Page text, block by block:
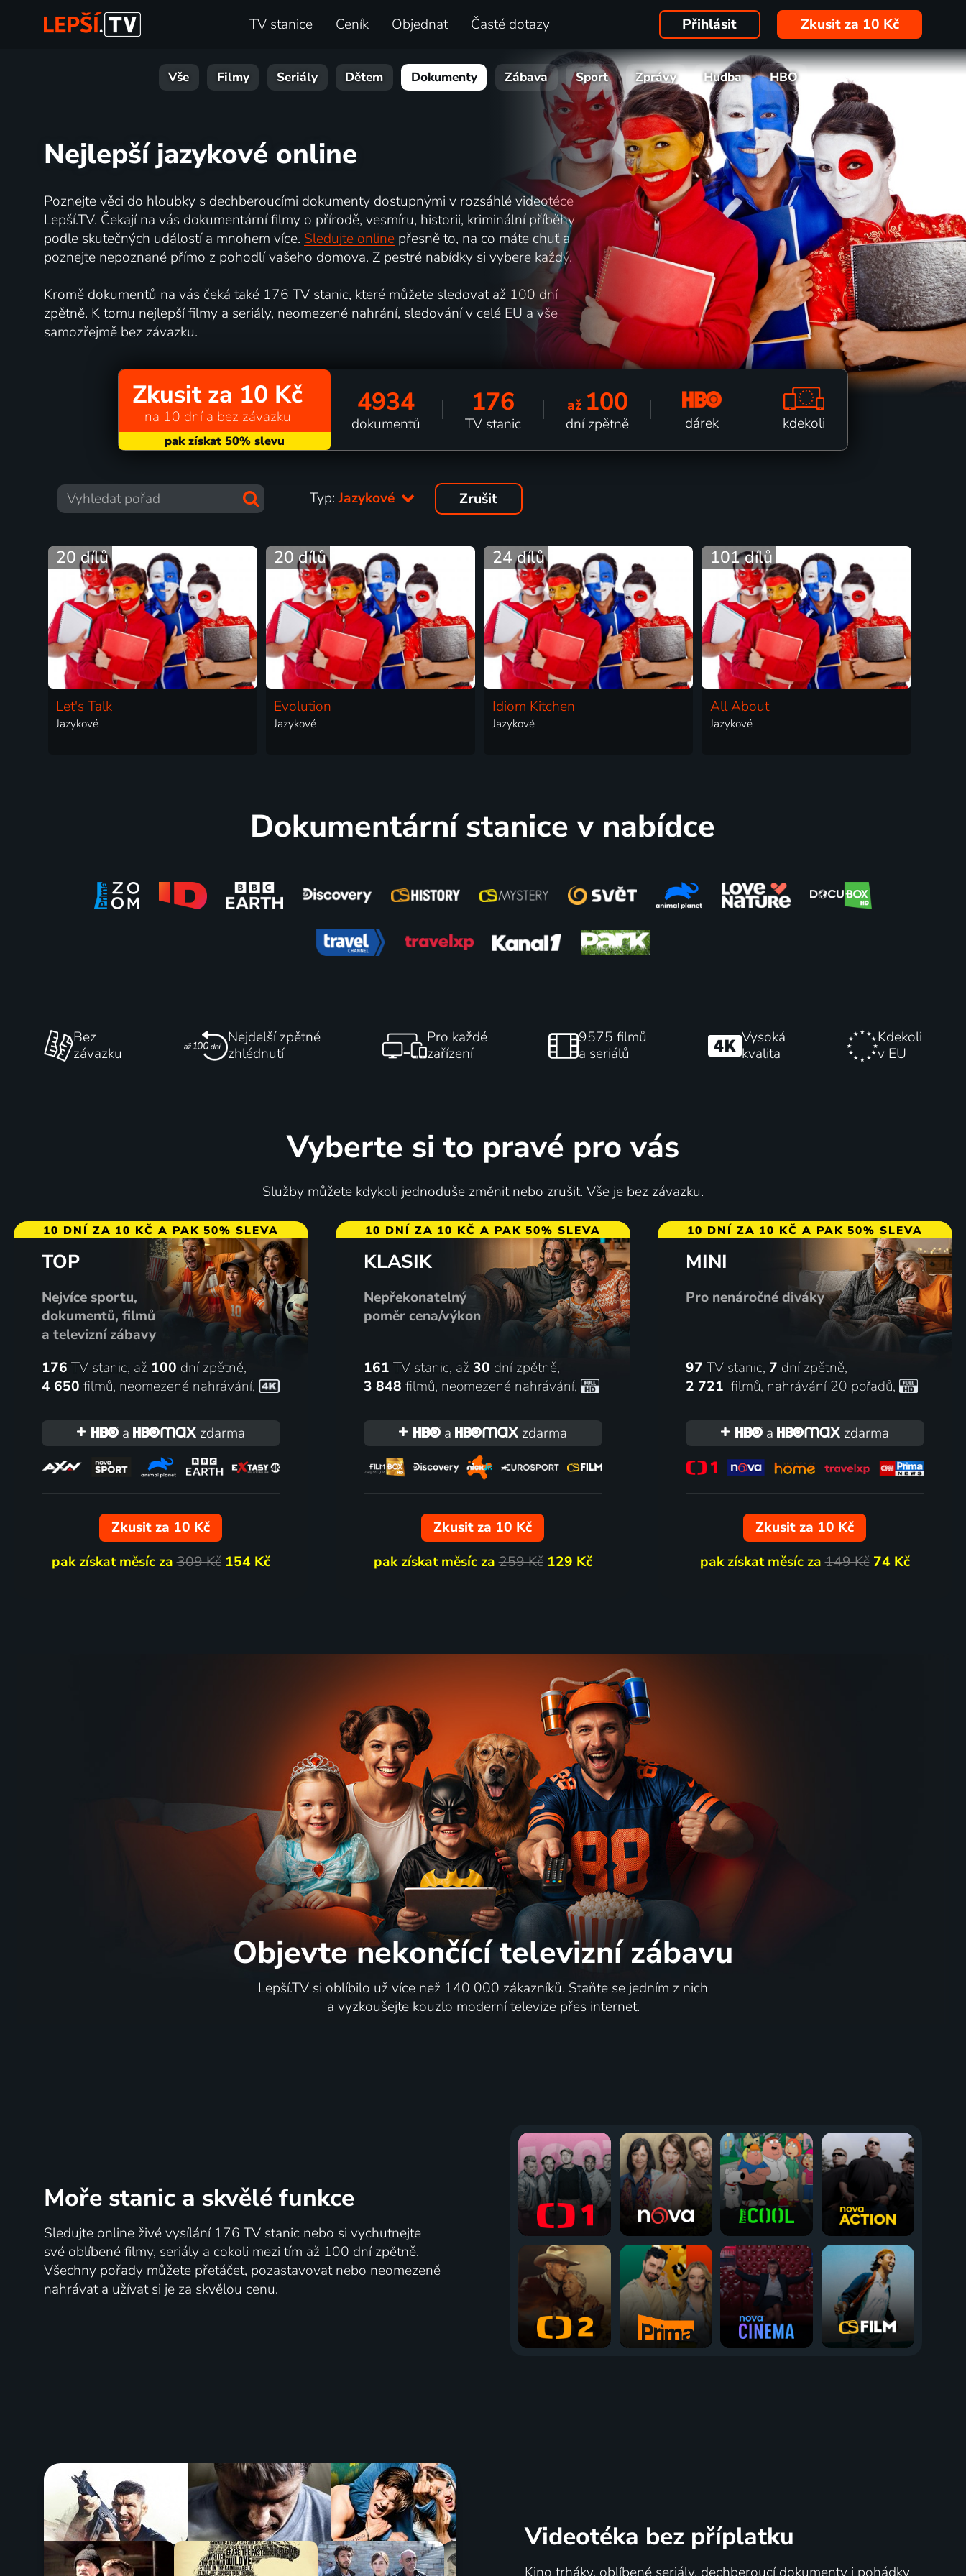
TV stanice Ceník Objednat Časté dotazy Přihlásit Zkusit za 10 Kč
Vše Filmy Seriály Dětem Dokumenty Zábava Sport Zprávy Hudba HBO
Nejlepší jazykové online
Poznejte věci do hloubky s dechberoucími dokumenty dostupnými v rozsáhlé videotéce
Lepší.TV. Čekají na vás dokumentární filmy o přírodě, vesmíru, historii, kriminální příběhy
podle skutečných událostí a mnohem více. Sledujte onlinepřesně to, na co máte chuť a
poznejte nepoznané přímo z pohodlí vašeho domova. Z pestré nabídky si vybere každý.
Kromě dokumentů na vás čeká také 176 TV stanic, které můžete sledovat až 100 dní
zpětně. K tomu nejlepší filmy a seriály, neomezené nahrání, sledování v celé EU a vše
samozřejmě bez závazku.
Zkusit za 10 Kč
na 10 dní a bez závazku 4934
dokumentů
176
TV stanic
až 100
dní zpětně dárek kdekoli
Typ:Jazykové Zrušit
20 dílů
Let's Talk
Jazykové
20 dílů
Evolution
Jazykové
24 dílů
Idiom Kitchen
Jazykové
101 dílů
All About
Jazykové
Dokumentární stanice v nabídce
Bez
závazku
Nejdelší zpětné
zhlédnutí
Pro každé
zařízení
9575 filmů
a seriálů
Vysoká
kvalita
Kdekoli
v EU
Vyberte si to pravé pro vás
Služby můžete kdykoli jednoduše změnit nebo zrušit. Vše je bez závazku.
10 DNÍ ZA 10 KČ A PAK 50% SLEVA
TOP
Nejvíce sportu,
dokumentů, filmů
a televizní zábavy
176 TV stanic, až 100 dní zpětně,
4 650 filmů, neomezené nahrávání,
a zdarma
Zkusit za 10 Kč
pak získat měsíc za309 Kč 154 Kč
10 DNÍ ZA 10 KČ A PAK 50% SLEVA
KLASIK
Nepřekonatelný
poměr cena/výkon
161 TV stanic, až 30 dní zpětně,
3 848 filmů, neomezené nahrávání,
a zdarma
Zkusit za 10 Kč
pak získat měsíc za259 Kč 129 Kč
10 DNÍ ZA 10 KČ A PAK 50% SLEVA
MINI
Pro nenáročné diváky
97 TV stanic, 7 dní zpětně,
2 721 filmů, nahrávání 20 pořadů,
a zdarma
Zkusit za 10 Kč
pak získat měsíc za149 Kč 74 Kč
Objevte nekončící televizní zábavu
Lepší.TV si oblíbilo už více než 140 000 zákazníků. Staňte se jedním z nich
a vyzkoušejte kouzlo moderní televize přes internet.
Moře stanic a skvělé funkce
Sledujte online živé vysílání 176 TV stanic nebo si vychutnejte
své oblíbené filmy, seriály a cokoli mezi tím až 100 dní zpětně.
Všechny pořady můžete přetáčet, pozastavovat nebo neomezeně
nahrávat a užívat si je za skvělou cenu.
Videotéka bez příplatku